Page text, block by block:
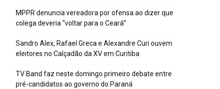
MPPR denuncia vereadora por ofensa ao dizer que
colega deveria “voltar para o Ceará”
Sandro Alex, Rafael Greca e Alexandre Curi ouvem
eleitores no Calçadão da XV em Curitiba
TV Band faz neste domingo primeiro debate entre
pré-candidatos ao governo do Paraná